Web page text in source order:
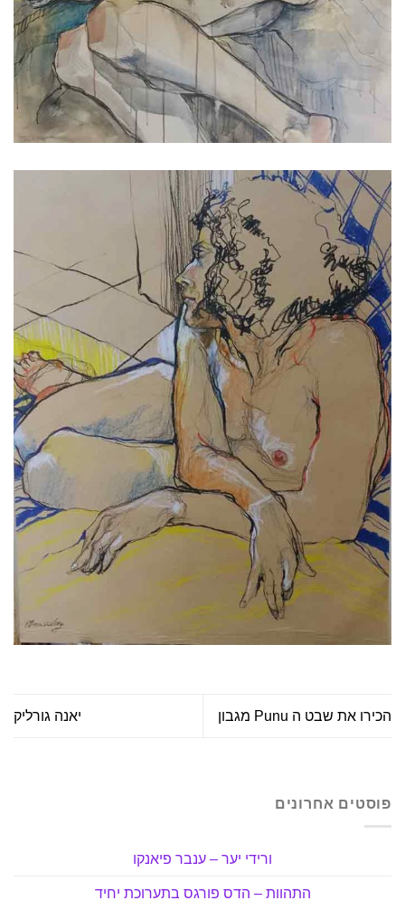
הכירו את שבט ה Punu מגבון יאנה גורליק
פוסטים אחרונים
ורידי יער – ענבר פיאנקו
התהוות – הדס פורגס בתערוכת יחיד